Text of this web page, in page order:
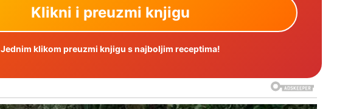
Jednim klikom preuzmi knjigu s najboljim receptima!